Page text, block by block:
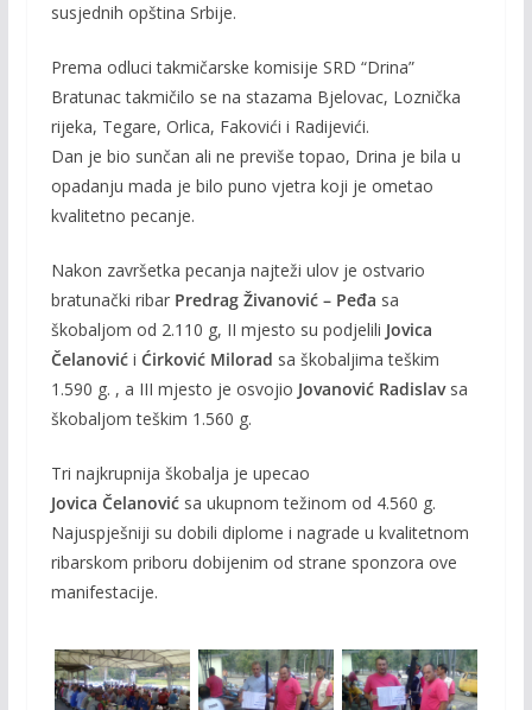
susjednih opština Srbije.
Prema odluci takmičarske komisije SRD “Drina”
Bratunac takmičilo se na stazama Bjelovac, Loznička
rijeka, Tegare, Orlica, Fakovići i Radijevići.
Dan je bio sunčan ali ne previše topao, Drina je bila u
opadanju mada je bilo puno vjetra koji je ometao
kvalitetno pecanje.
Nakon završetka pecanja najteži ulov je ostvario
bratunački ribar Predrag Živanović – Peđa sa
škobaljom od 2.110 g, II mjesto su podjelili Jovica
Čelanovići Ćirković Milorad sa škobaljima teškim
1.590 g. , a III mjesto je osvojio Jovanović Radislavsa
škobaljom teškim 1.560 g.
Tri najkrupnija škobalja je upecao
Jovica Čelanovićsa ukupnom težinom od 4.560 g.
Najuspješniji su dobili diplome i nagrade u kvalitetnom
ribarskom priboru dobijenim od strane sponzora ove
manifestacije.